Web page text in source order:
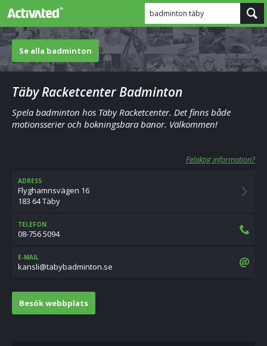
badminton täby
Se alla badminton
Täby Racketcenter Badminton
Spela badminton hos Täby Racketcenter. Det finns både
motionsserier och bokningsbara banor. Välkommen!
Felaktig information?
ADRESS
Flyghamnsvägen 16
183 64 Täby
TELEFON
08-756 5094
E-MAIL
es.notnimdabybat@ilsnak
Besök webbplats